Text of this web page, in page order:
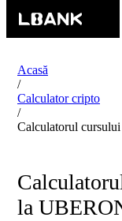
Acasă
/
Calculator cripto
/
Calculatorul
la